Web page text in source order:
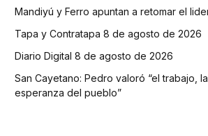
Mandiyú y Ferro apuntan a retomar el
Tapa y Contratapa 8 de agosto de 2026
Diario Digital 8 de agosto de 2026
San Cayetano: Pedro valoró “el trabajo,
esperanza del pueblo”